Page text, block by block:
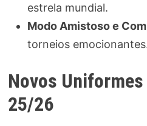
estrela mundial.
Modo Amistoso e
torneios
Novos
25/26